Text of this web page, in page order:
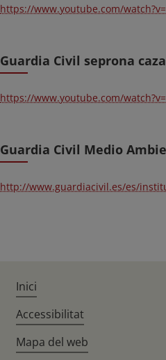
https://www.youtube.com/
Guardia Civil seprona
https://www.youtube.com/
Guardia Civil Medio
http://www.guardiacivil.es/es/
Inici
Accessibilitat
Mapa del web